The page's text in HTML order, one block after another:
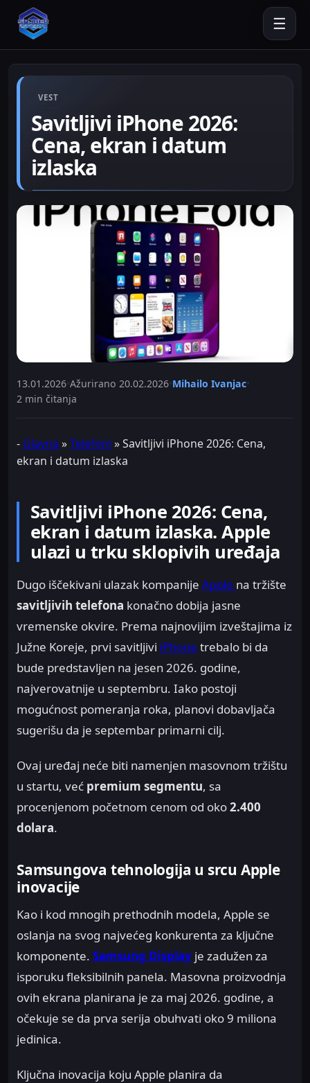
☰
VEST
Savitljivi iPhone 2026:
Cena, ekran i datum
izlaska
13.01.2026 Ažurirano 20.02.2026 Mihailo Ivanjac
2 min čitanja
- Glavna »Telefoni »Savitljivi iPhone 2026: Cena,
ekran i datum izlaska
Savitljivi iPhone 2026: Cena,
ekran i datum izlaska. Apple
ulazi u trku sklopivih uređaja
Dugo iščekivani ulazak kompanije Apple na tržište
savitljivih telefona konačno dobija jasne
vremenske okvire. Prema najnovijim izveštajima iz
Južne Koreje, prvi savitljivi iPhone trebalo bi da
bude predstavljen na jesen 2026. godine,
najverovatnije u septembru. Iako postoji
mogućnost pomeranja roka, planovi dobavljača
sugerišu da je septembar primarni cilj.
Ovaj uređaj neće biti namenjen masovnom tržištu
u startu, već premium segmentu, sa
procenjenom početnom cenom od oko2.400
dolara.
Samsungova tehnologija u srcu Apple
inovacije
Kao i kod mnogih prethodnih modela, Apple se
oslanja na svog najvećeg konkurenta za ključne
komponente. Samsung Display je zadužen za
isporuku fleksibilnih panela. Masovna proizvodnja
ovih ekrana planirana je za maj 2026. godine, a
očekuje se da prva serija obuhvati oko 9 miliona
jedinica.
Ključna inovacija koju Apple planira da